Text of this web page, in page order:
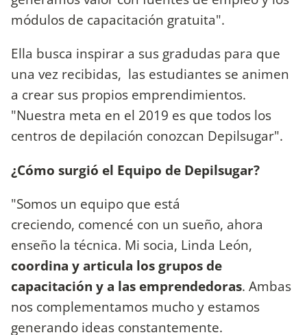
módulos de capacitación gratuita".
Ella busca inspirar a sus gradudas para que
una vez recibidas, las estudiantes se animen
a crear sus propios emprendimientos.
"Nuestra meta en el 2019 es que todos los
centros de depilación conozcan Depilsugar".
¿Cómo surgió el Equipo de Depilsugar?
"Somos un equipo que está
creciendo, comencé con un sueño, ahora
enseño la técnica. Mi socia, Linda León,
coordina y articula los grupos de
capacitación y a las emprendedoras. Ambas
nos complementamos mucho y estamos
generando ideas constantemente.